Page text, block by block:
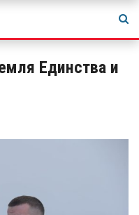
Единства и